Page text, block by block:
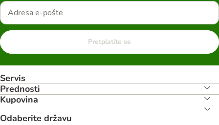
Pretplatite se
Servis
Prednosti
Kupovina
Odaberite državu